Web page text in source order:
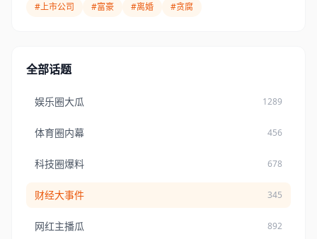
#上市公司 #富豪 #离婚 #贪腐
全部话题
娱乐圈大瓜 1289
体育圈内幕 456
科技圈爆料 678
财经大事件 345
网红主播瓜 892